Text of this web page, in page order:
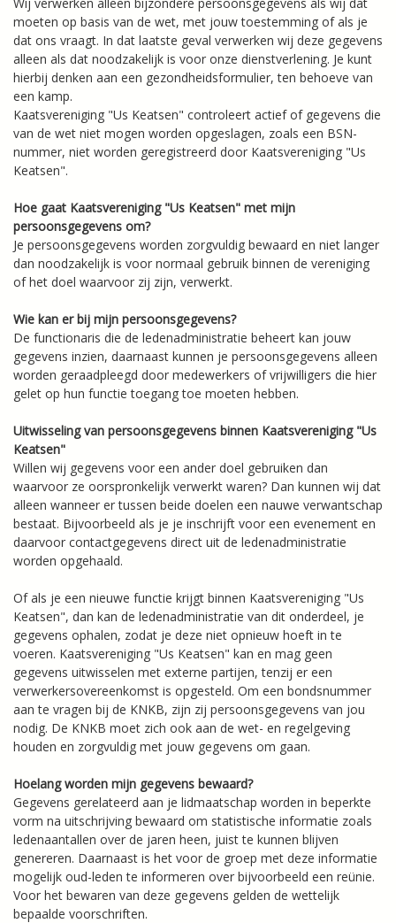
moeten op basis van de wet, met jouw toestemming of als je
dat ons vraagt. In dat laatste geval verwerken wij deze gegevens
alleen als dat noodzakelijk is voor onze dienstverlening. Je kunt
hierbij denken aan een gezondheidsformulier, ten behoeve van
een kamp.
Kaatsvereniging "Us Keatsen" controleert actief of gegevens die
van de wet niet mogen worden opgeslagen, zoals een BSN-
nummer, niet worden geregistreerd door Kaatsvereniging "Us
Keatsen".
Hoe gaat Kaatsvereniging "Us Keatsen" met mijn
persoonsgegevens om?
Je persoonsgegevens worden zorgvuldig bewaard en niet langer
dan noodzakelijk is voor normaal gebruik binnen de vereniging
of het doel waarvoor zij zijn, verwerkt.
Wie kan er bij mijn persoonsgegevens?
De functionaris die de ledenadministratie beheert kan jouw
gegevens inzien, daarnaast kunnen je persoonsgegevens alleen
worden geraadpleegd door medewerkers of vrijwilligers die hier
gelet op hun functie toegang toe moeten hebben.
Uitwisseling van persoonsgegevens binnen Kaatsvereniging "Us
Keatsen"
Willen wij gegevens voor een ander doel gebruiken dan
waarvoor ze oorspronkelijk verwerkt waren? Dan kunnen wij dat
alleen wanneer er tussen beide doelen een nauwe verwantschap
bestaat. Bijvoorbeeld als je je inschrijft voor een evenement en
daarvoor contactgegevens direct uit de ledenadministratie
worden opgehaald.
Of als je een nieuwe functie krijgt binnen Kaatsvereniging "Us
Keatsen", dan kan de ledenadministratie van dit onderdeel, je
gegevens ophalen, zodat je deze niet opnieuw hoeft in te
voeren. Kaatsvereniging "Us Keatsen" kan en mag geen
gegevens uitwisselen met externe partijen, tenzij er een
verwerkersovereenkomst is opgesteld. Om een bondsnummer
aan te vragen bij de KNKB, zijn zij persoonsgegevens van jou
nodig. De KNKB moet zich ook aan de wet- en regelgeving
houden en zorgvuldig met jouw gegevens om gaan.
Hoelang worden mijn gegevens bewaard?
Gegevens gerelateerd aan je lidmaatschap worden in beperkte
vorm na uitschrijving bewaard om statistische informatie zoals
ledenaantallen over de jaren heen, juist te kunnen blijven
genereren. Daarnaast is het voor de groep met deze informatie
mogelijk oud-leden te informeren over bijvoorbeeld een reünie.
Voor het bewaren van deze gegevens gelden de wettelijk
bepaalde voorschriften.